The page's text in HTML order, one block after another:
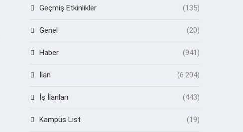
Geçmiş Etkinlikler (135)
Genel (20)
Haber (941)
İlan (6.204)
İş İlanları (443)
Kampüs List (19)